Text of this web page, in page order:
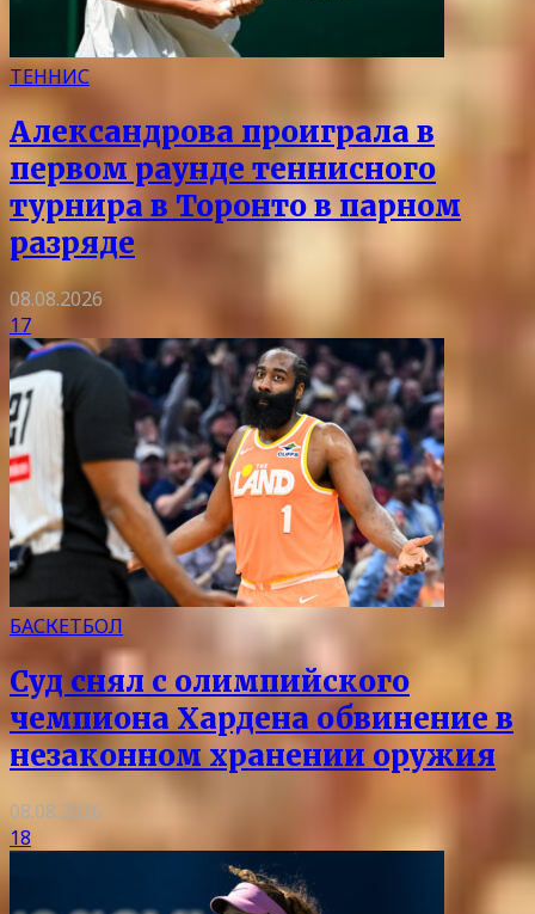
ТЕННИС
Александрова проиграла в
первом раунде теннисного
турнира в Торонто в парном
разряде
08.08.2026
17
БАСКЕТБОЛ
Суд снял с олимпийского
чемпиона Хардена обвинение в
незаконном хранении оружия
08.08.2026
18